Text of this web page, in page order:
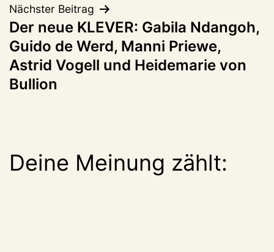
Nächster Beitrag
Der neue KLEVER: Gabila Ndangoh,
Guido de Werd, Manni Priewe,
Astrid Vogell und Heidemarie von
Bullion
Deine Meinung zählt: